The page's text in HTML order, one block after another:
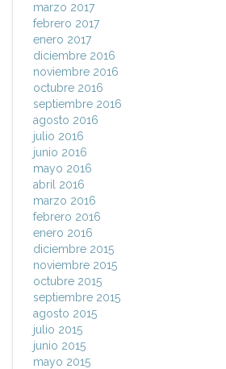
marzo 2017
febrero 2017
enero 2017
diciembre 2016
noviembre 2016
octubre 2016
septiembre 2016
agosto 2016
julio 2016
junio 2016
mayo 2016
abril 2016
marzo 2016
febrero 2016
enero 2016
diciembre 2015
noviembre 2015
octubre 2015
septiembre 2015
agosto 2015
julio 2015
junio 2015
mayo 2015